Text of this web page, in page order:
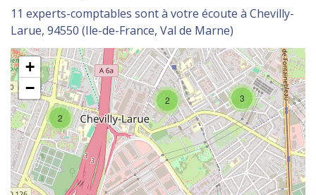
11 experts-comptables sont à votre écoute à Chevilly-
Larue, 94550 (Ile-de-France, Val de Marne)
3
2
2
+
−